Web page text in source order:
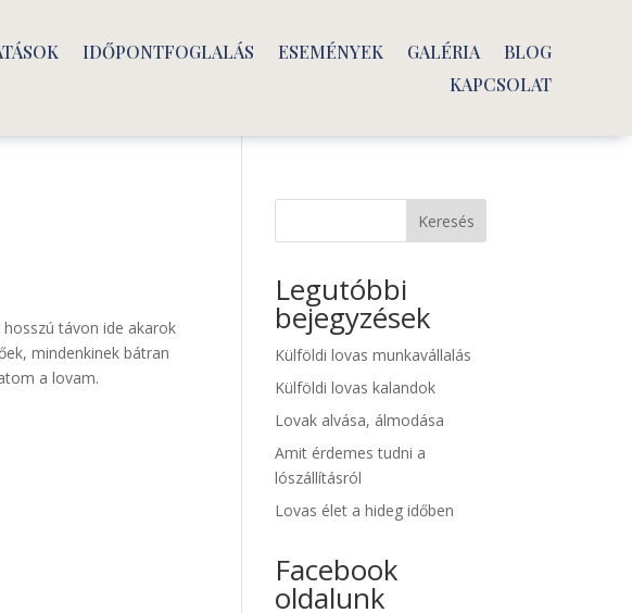
IDŐPONTFOGLALÁS ESEMÉNYEK GALÉRIA
BLOG
KAPCSOLAT
távon ide akarok
mindenkinek bátran
a lovam.
Keresés
Legutóbbi
bejegyzések
Külföldi lovas munkavállalás
Külföldi lovas kalandok
Lovak alvása, álmodása
Amit érdemes tudni a
lószállításról
Lovas élet a hideg időben
Facebook
oldalunk